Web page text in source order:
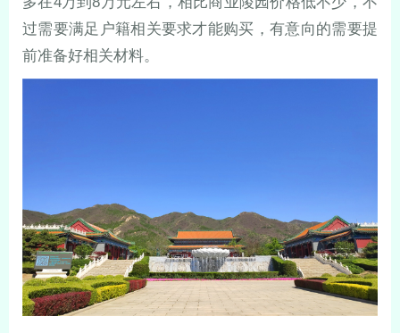
过需要满足户籍相关要求才能购买，有意向的需要提
前准备好相关材料。